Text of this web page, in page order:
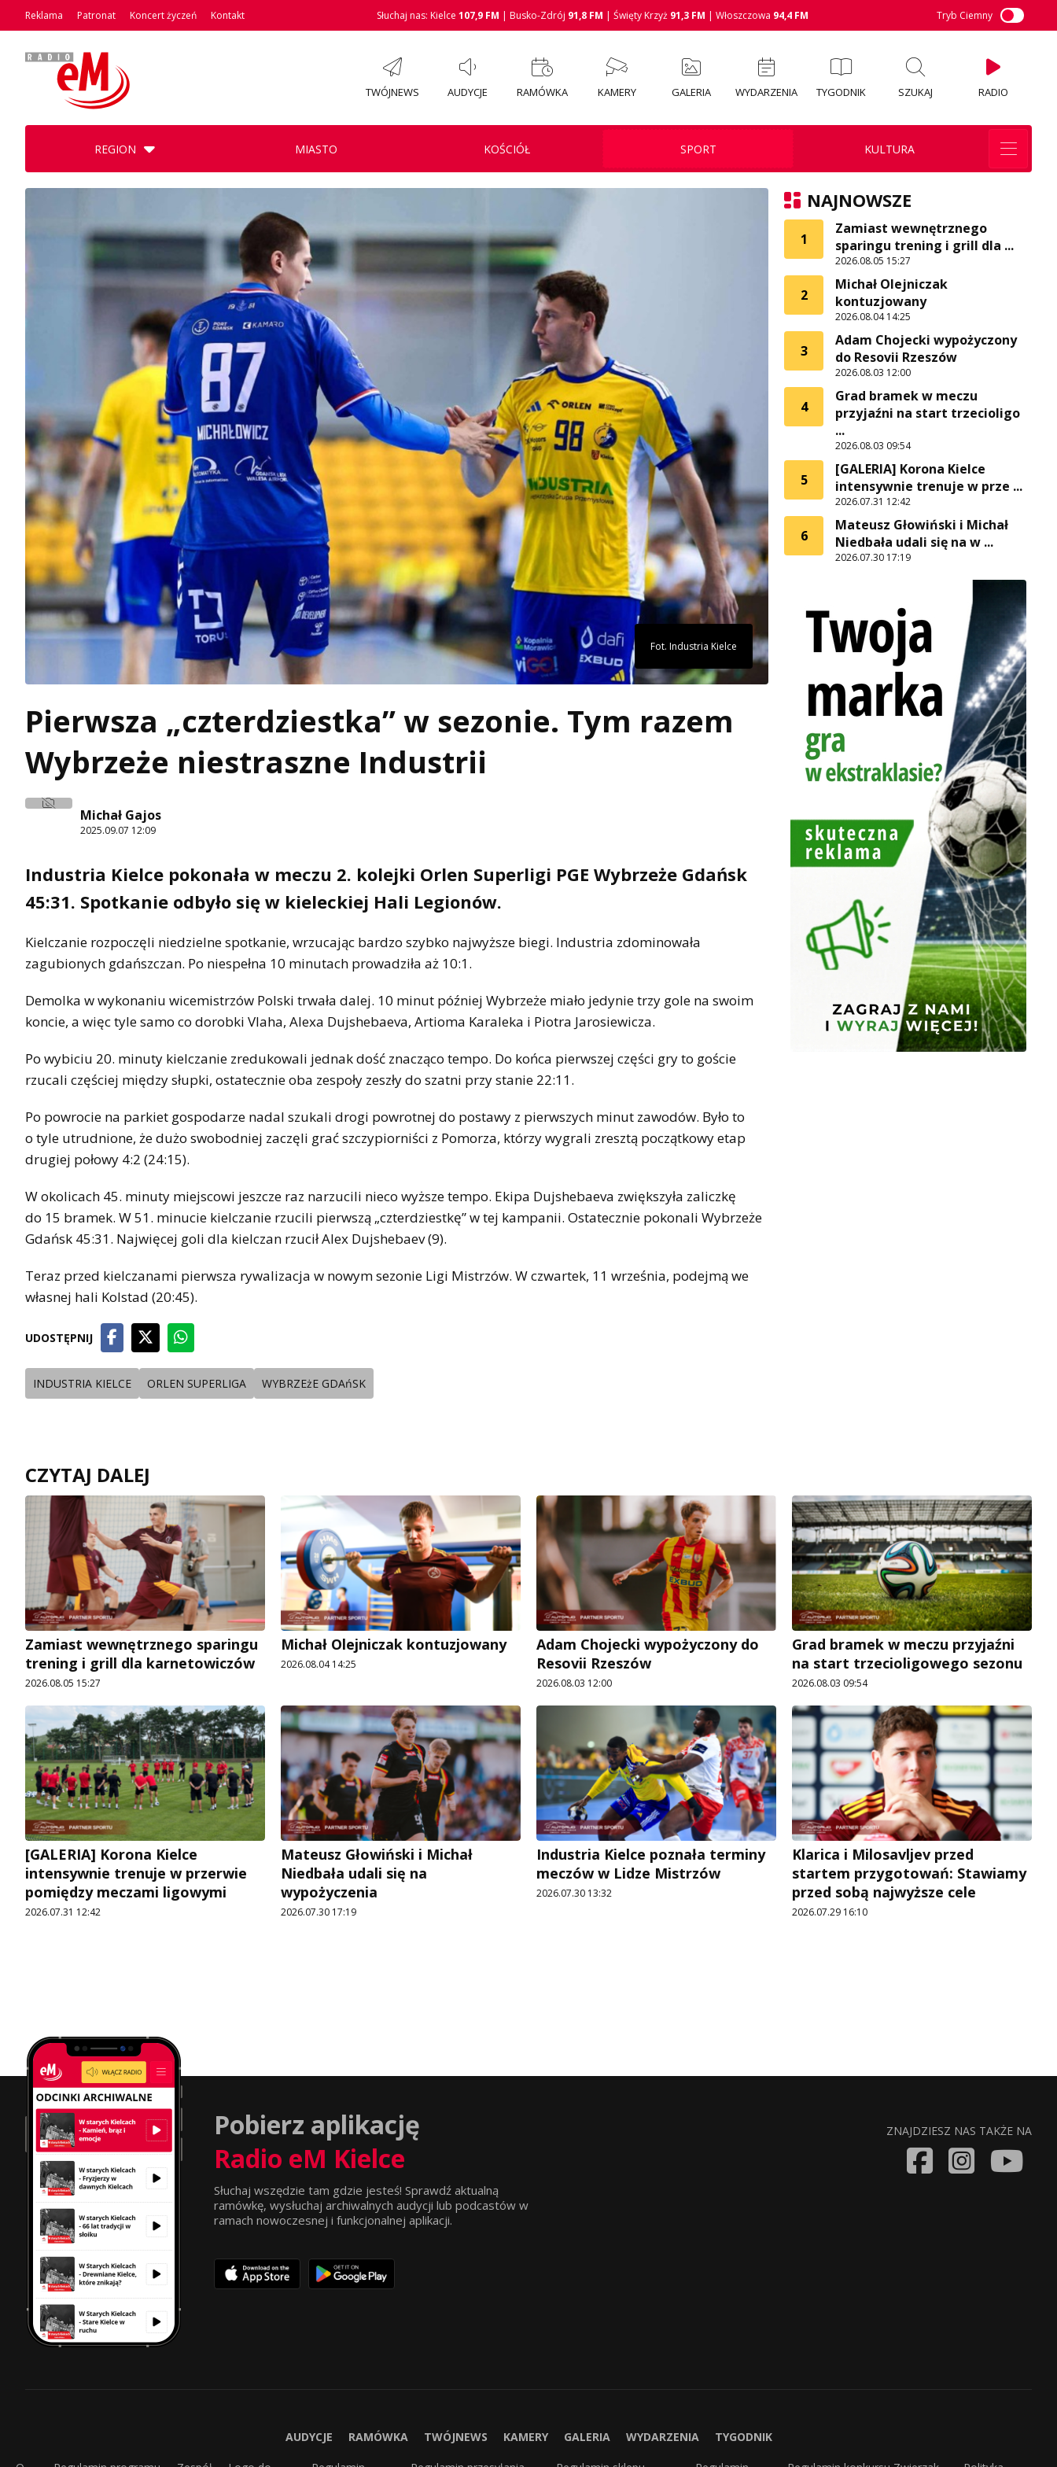
Reklama Patronat Koncert życzeń Kontakt Słuchaj nas: Kielce 107,9 FM | Busko-Zdrój 91,8 FM | Święty Krzyż 91,3 FM | Włoszczowa 94,4 FM Tryb Ciemny
TWÓJNEWS AUDYCJE RAMÓWKA KAMERY GALERIA WYDARZENIA TYGODNIK SZUKAJ RADIO
REGION MIASTO KOŚCIÓŁ SPORT KULTURA
Fot. Industria Kielce
Pierwsza „czterdziestka” w sezonie. Tym razem
Wybrzeże niestraszne Industrii
Michał Gajos
2025.09.07 12:09
Industria Kielce pokonała w meczu 2. kolejki Orlen Superligi PGE Wybrzeże Gdańsk
45:31. Spotkanie odbyło się w kieleckiej Hali Legionów.
Kielczanie rozpoczęli niedzielne spotkanie, wrzucając bardzo szybko najwyższe biegi. Industria zdominowała
zagubionych gdańszczan. Po niespełna 10 minutach prowadziła aż 10:1.
Demolka w wykonaniu wicemistrzów Polski trwała dalej. 10 minut później Wybrzeże miało jedynie trzy gole na swoim
koncie, a więc tyle samo co dorobki Vlaha, Alexa Dujshebaeva, Artioma Karaleka i Piotra Jarosiewicza.
Po wybiciu 20. minuty kielczanie zredukowali jednak dość znacząco tempo. Do końca pierwszej części gry to goście
rzucali częściej między słupki, ostatecznie oba zespoły zeszły do szatni przy stanie 22:11.
Po powrocie na parkiet gospodarze nadal szukali drogi powrotnej do postawy z pierwszych minut zawodów. Było to
o tyle utrudnione, że dużo swobodniej zaczęli grać szczypiorniści z Pomorza, którzy wygrali zresztą początkowy etap
drugiej połowy 4:2 (24:15).
W okolicach 45. minuty miejscowi jeszcze raz narzucili nieco wyższe tempo. Ekipa Dujshebaeva zwiększyła zaliczkę
do 15 bramek. W 51. minucie kielczanie rzucili pierwszą „czterdziestkę” w tej kampanii. Ostatecznie pokonali Wybrzeże
Gdańsk 45:31. Najwięcej goli dla kielczan rzucił Alex Dujshebaev (9).
Teraz przed kielczanami pierwsza rywalizacja w nowym sezonie Ligi Mistrzów. W czwartek, 11 września, podejmą we
własnej hali Kolstad (20:45).
UDOSTĘPNIJ
INDUSTRIA KIELCE ORLEN SUPERLIGA WYBRZEżE GDAńSK
NAJNOWSZE
1
Zamiast wewnętrznego
sparingu trening i grill dla ...
2026.08.05 15:27
2
Michał Olejniczak
kontuzjowany
2026.08.04 14:25
3
Adam Chojecki wypożyczony
do Resovii Rzeszów
2026.08.03 12:00
4
Grad bramek w meczu
przyjaźni na start trzecioligo
...
2026.08.03 09:54
5
[GALERIA] Korona Kielce
intensywnie trenuje w prze ...
2026.07.31 12:42
6
Mateusz Głowiński i Michał
Niedbała udali się na w ...
2026.07.30 17:19
CZYTAJ DALEJ
Zamiast wewnętrznego sparingu
trening i grill dla karnetowiczów
2026.08.05 15:27
Michał Olejniczak kontuzjowany
2026.08.04 14:25
Adam Chojecki wypożyczony do
Resovii Rzeszów
2026.08.03 12:00
Grad bramek w meczu przyjaźni
na start trzecioligowego sezonu
2026.08.03 09:54
[GALERIA] Korona Kielce
intensywnie trenuje w przerwie
pomiędzy meczami ligowymi
2026.07.31 12:42
Mateusz Głowiński i Michał
Niedbała udali się na
wypożyczenia
2026.07.30 17:19
Industria Kielce poznała terminy
meczów w Lidze Mistrzów
2026.07.30 13:32
Klarica i Milosavljev przed
startem przygotowań: Stawiamy
przed sobą najwyższe cele
2026.07.29 16:10
Pobierz aplikację
Radio eM Kielce
Słuchaj wszędzie tam gdzie jesteś! Sprawdź aktualną
ramówkę, wysłuchaj archiwalnych audycji lub podcastów w
ramach nowoczesnej i funkcjonalnej aplikacji.
ZNAJDZIESZ NAS TAKŻE NA
AUDYCJE RAMÓWKA TWÓJNEWS KAMERY GALERIA WYDARZENIA TYGODNIK